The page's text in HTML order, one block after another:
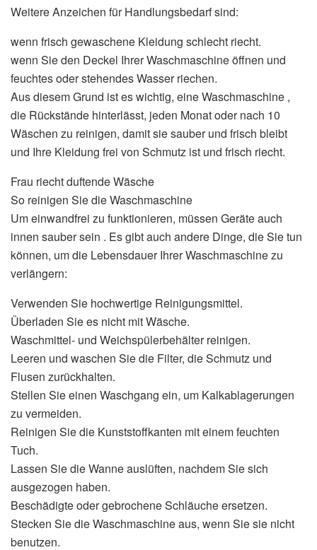
Weitere Anzeichen für Handlungsbedarf sind:
wenn frisch gewaschene Kleidung schlecht riecht.
wenn Sie den Deckel Ihrer Waschmaschine öffnen und
feuchtes oder stehendes Wasser riechen.
Aus diesem Grund ist es wichtig, eine Waschmaschine ,
die Rückstände hinterlässt, jeden Monat oder nach 10
Wäschen zu reinigen, damit sie sauber und frisch bleibt
und Ihre Kleidung frei von Schmutz ist und frisch riecht.
Frau riecht duftende Wäsche
So reinigen Sie die Waschmaschine
Um einwandfrei zu funktionieren, müssen Geräte auch
innen sauber sein . Es gibt auch andere Dinge, die Sie tun
können, um die Lebensdauer Ihrer Waschmaschine zu
verlängern:
Verwenden Sie hochwertige Reinigungsmittel.
Überladen Sie es nicht mit Wäsche.
Waschmittel- und Weichspülerbehälter reinigen.
Leeren und waschen Sie die Filter, die Schmutz und
Flusen zurückhalten.
Stellen Sie einen Waschgang ein, um Kalkablagerungen
zu vermeiden.
Reinigen Sie die Kunststoffkanten mit einem feuchten
Tuch.
Lassen Sie die Wanne auslüften, nachdem Sie sich
ausgezogen haben.
Beschädigte oder gebrochene Schläuche ersetzen.
Stecken Sie die Waschmaschine aus, wenn Sie sie nicht
benutzen.